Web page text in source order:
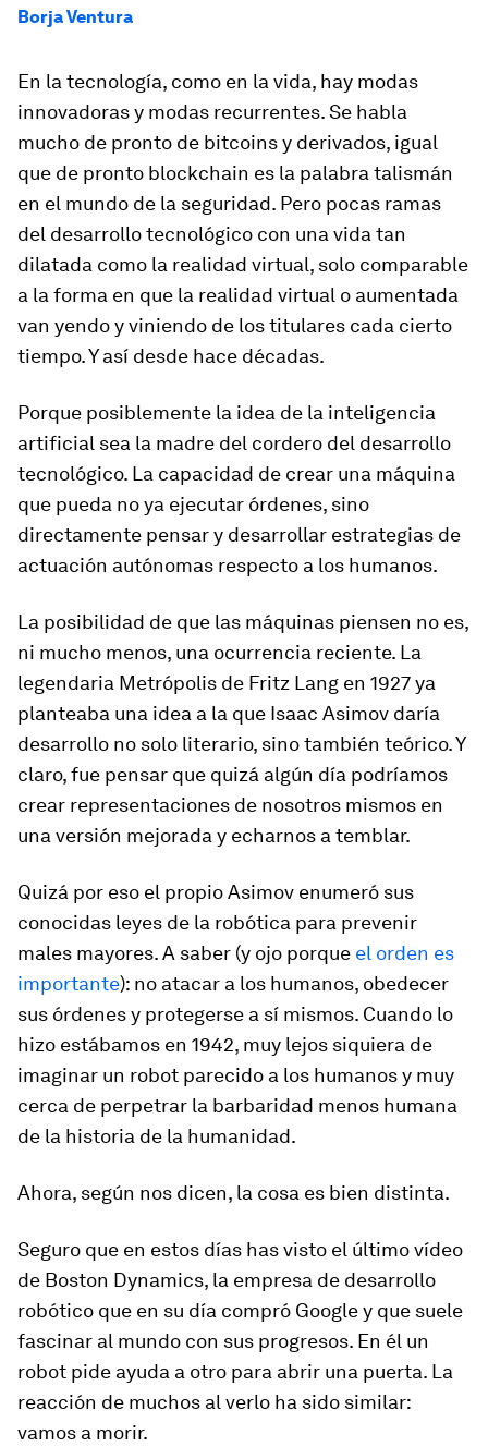
Borja Ventura
En la tecnología, como en la vida, hay modas
innovadoras y modas recurrentes. Se habla
mucho de pronto de bitcoins y derivados, igual
que de pronto blockchain es la palabra talismán
en el mundo de la seguridad. Pero pocas ramas
del desarrollo tecnológico con una vida tan
dilatada como la realidad virtual, solo comparable
a la forma en que la realidad virtual o aumentada
van yendo y viniendo de los titulares cada cierto
tiempo. Y así desde hace décadas.
Porque posiblemente la idea de la inteligencia
artificial sea la madre del cordero del desarrollo
tecnológico. La capacidad de crear una máquina
que pueda no ya ejecutar órdenes, sino
directamente pensar y desarrollar estrategias de
actuación autónomas respecto a los humanos.
La posibilidad de que las máquinas piensen no es,
ni mucho menos, una ocurrencia reciente. La
legendaria Metrópolis de Fritz Lang en 1927 ya
planteaba una idea a la que Isaac Asimov daría
desarrollo no solo literario, sino también teórico. Y
claro, fue pensar que quizá algún día podríamos
crear representaciones de nosotros mismos en
una versión mejorada y echarnos a temblar.
Quizá por eso el propio Asimov enumeró sus
conocidas leyes de la robótica para prevenir
males mayores. A saber (y ojo porque el orden es
importante): no atacar a los humanos, obedecer
sus órdenes y protegerse a sí mismos. Cuando lo
hizo estábamos en 1942, muy lejos siquiera de
imaginar un robot parecido a los humanos y muy
cerca de perpetrar la barbaridad menos humana
de la historia de la humanidad.
Ahora, según nos dicen, la cosa es bien distinta.
Seguro que en estos días has visto el último vídeo
de Boston Dynamics, la empresa de desarrollo
robótico que en su día compró Google y que suele
fascinar al mundo con sus progresos. En él un
robot pide ayuda a otro para abrir una puerta. La
reacción de muchos al verlo ha sido similar:
vamos a morir.